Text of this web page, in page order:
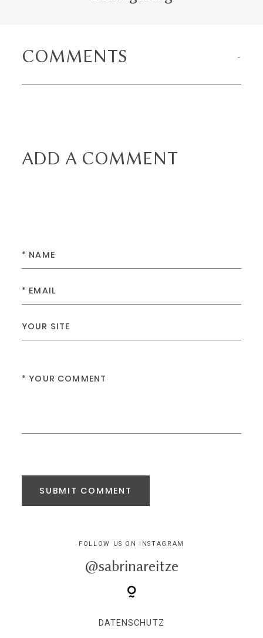
COMMENTS
ADD A COMMENT
SUBMIT COMMENT
FOLLOW US ON INSTAGRAM
@sabrinareitze
DATENSCHUTZ